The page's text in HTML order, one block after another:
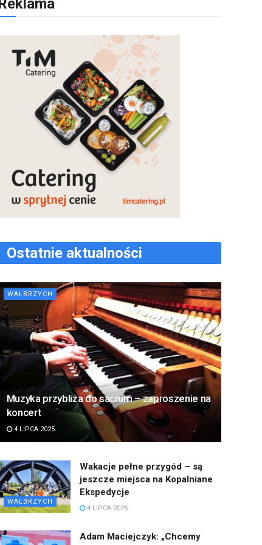
Ostatnie aktualności
WAŁBRZYCH
Muzyka przybliża do sacrum – zaproszenie na
koncert
4 LIPCA 2025
WAŁBRZYCH
Wakacje pełne przygód – są
jeszcze miejsca na Kopalniane
Ekspedycje
4 LIPCA 2025
Adam Maciejczyk: „Chcemy